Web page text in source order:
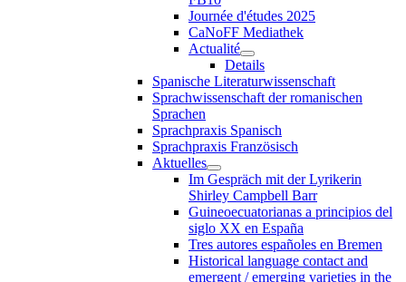
Journée d'études 2025
CaNoFF Mediathek
Actualité
Details
Spanische Literaturwissenschaft
Sprachwissenschaft der romanischen
Sprachen
Sprachpraxis Spanisch
Sprachpraxis Französisch
Aktuelles
Im Gespräch mit der Lyrikerin
Shirley Campbell Barr
Guineoecuatorianas a principios del
siglo XX en España
Tres autores españoles en Bremen
Historical language contact and
emergent / emerging varieties in the